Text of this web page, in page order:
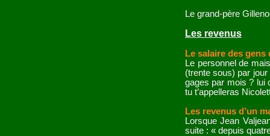
Le grand-père
Les revenus
Le salaire des gens
Le personnel de
(trente sous) par
gages par mois ? lui
tu t’appelleras
Les revenus d’un
Lorsque Jean
suite : « depuis